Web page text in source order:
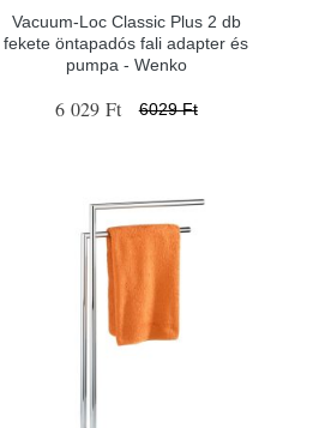
Vacuum-Loc Classic Plus 2 db
fekete öntapadós fali adapter és
pumpa - Wenko
6 029 Ft 6029 Ft